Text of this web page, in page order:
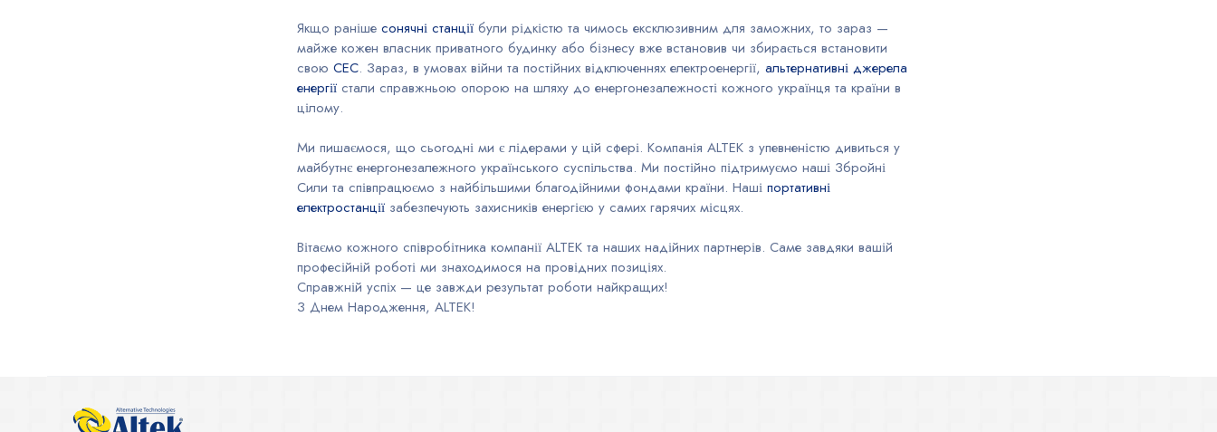
Якщо раніше сонячні станціїбули рідкістю та чимось ексклюзивним для заможних, то зараз —
майже кожен власник приватного будинку або бізнесу вже встановив чи збирається встановити
свою СЕС. Зараз, в умовах війни та постійних відключеннях електроенергії, альтернативні джерела
енергіїстали справжньою опорою на шляху до енергонезалежності кожного українця та країни в
цілому.
Ми пишаємося, що сьогодні ми є лідерами у цій сфері. Компанія ALTEK з упевненістю дивиться у
майбутнє енергонезалежного українського суспільства. Ми постійно підтримуємо наші Збройні
Сили та співпрацюємо з найбільшими благодійними фондами країни. Наші портативні
електростанціїзабезпечують захисників енергією у самих гарячих місцях.
Вітаємо кожного співробітника компанії ALTEK та наших надійних партнерів. Саме завдяки вашій
професійній роботі ми знаходимося на провідних позиціях.
Справжній успіх — це завжди результат роботи найкращих!
З Днем Народження, ALTEK!